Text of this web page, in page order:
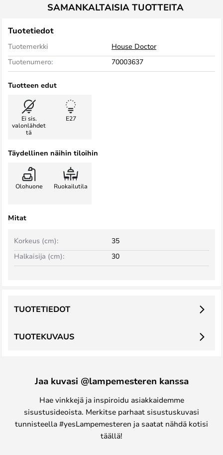
SAMANKALTAISIA TUOTTEITA
Tuotetiedot
Tuotemerkki
House Doctor
Tuotenumero:
70003637
Tuotteen edut
Ei sis.
valonlähdet
tä
E27
Täydellinen näihin tiloihin
Olohuone Ruokailutila
Mitat
Korkeus (cm):
35
Halkaisija (cm):
30
TUOTEKUVAUS
TUOTETIEDOT
Jaa kuvasi @lampemesteren kanssa
Hae vinkkejä ja inspiroidu asiakkaidemme
sisustusideoista. Merkitse parhaat sisustuskuvasi
tunnisteella #yesLampemesteren ja saatat nähdä kotisi
täällä!